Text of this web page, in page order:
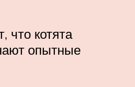
что котята
опытные